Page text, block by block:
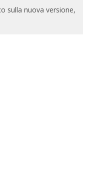
sulla nuova versione,